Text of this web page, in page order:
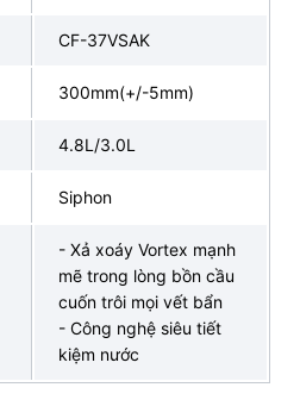
Kho – Địa chỉ showroom
cầu C 108VAN xả nhấn
CF-37VSAK
300mm(+/-5mm)
4.8L/3.0L
Siphon
- Xả xoáy Vortex mạnh
mẽ trong lòng bồn cầu
cuốn trôi mọi vết bẩn
- Công nghệ siêu tiết
kiệm nước